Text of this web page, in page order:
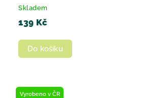
Skladem
139 Kč
Do košíku
Vyrobeno v ČR